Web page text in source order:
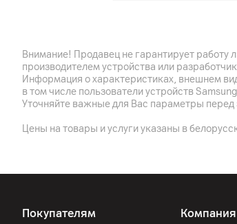
Внимание! Продавец не гарантирует
производителем устройства или
Информация о характеристиках, внешнем
в том числе пользователи устройств
Уточняйте важные для Вас параметры перед
Цены на товары и услуги указаны в
Покупателям Компания